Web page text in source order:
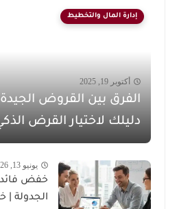
إدارة المال والتخطيط
أكتوبر 19, 2025
الفرق بين القروض الجيدة
دليلك لاختيار القرض
يونيو 13, 2026
خفض
الجدولة |